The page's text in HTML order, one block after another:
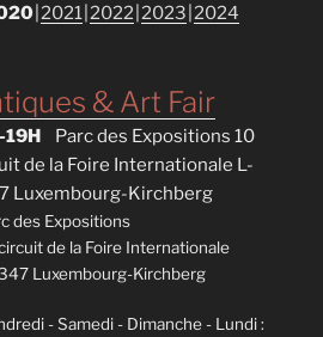
2021 2022 2023 2024
& Art Fair
19H
Parc des Expositions 10
de la Foire Internationale L-
Luxembourg-Kirchberg
des Expositions
de la Foire Internationale
Luxembourg-Kirchberg
- Samedi - Dimanche - Lundi :